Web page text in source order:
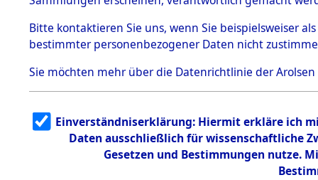
Dachau
1.2.9.2
Effekten aus
dem KZ
Bayerisches
1.2.9.3
Effekten aus
dem KZ
Neuengamm
Bitte kontaktieren Sie uns, wenn Sie beispielsweiser
bestimmter personenbezogener Daten nicht
Sie möchten mehr über die Datenrichtlinie der Arolsen
Einverständniserklärung: Hiermit erkläre ich
Daten ausschließlich für wissenschaftliche
Gesetzen und Bestimmungen nutze.